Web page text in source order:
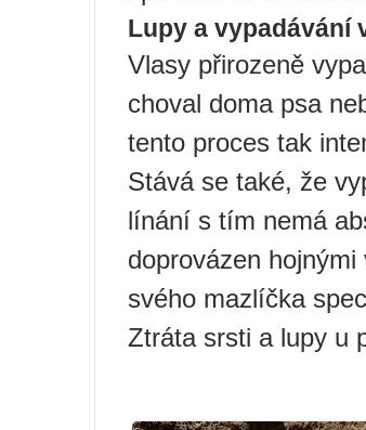
Lupy a vypadávání
Vlasy přirozeně
choval doma psa
tento proces tak
Stává se také, že
línání s tím nemá
doprovázen
svého mazlíčka
Ztráta srsti a lupy u